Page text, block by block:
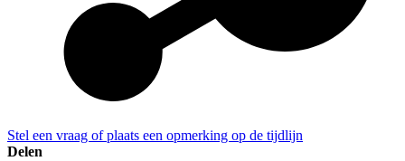
Stel een vraag of plaats een opmerking op de tijdlijn
Delen